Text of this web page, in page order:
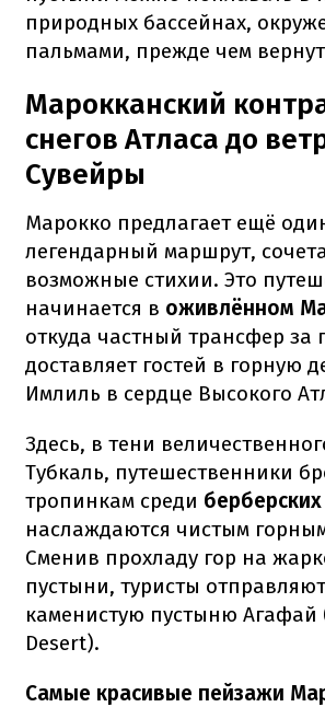
природных бассейнах,
пальмами, прежде чем
Марокканский
снегов Атласа до
Сувейры
Марокко предлагает ещё
легендарный маршрут,
возможные стихии. Это
начинается в оживлённом
откуда частный трансфер за
доставляет гостей в горную
Имлиль в сердце Высокого
Здесь, в тени
Тубкаль, путешественники
тропинкам среди
наслаждаются чистым
Сменив прохладу гор на
пустыни, туристы
каменистую пустыню Агафай
Desert).
Самые красивые пейзажи